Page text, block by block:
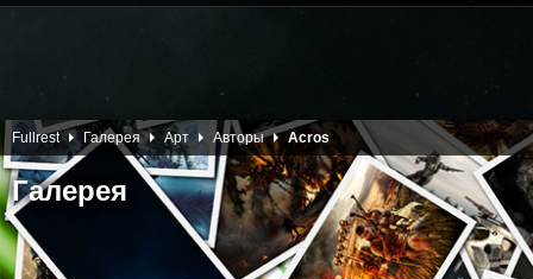
Галерея
Fullrest Галерея Арт Авторы Acros